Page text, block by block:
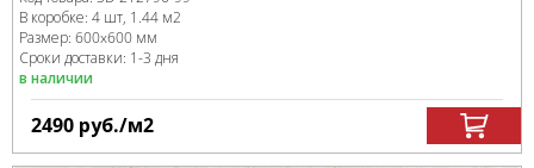
В коробке: 4 шт, 1.44 м2
Размер: 600x600 мм
Сроки доставки: 1-3 дня
в наличии
2490 руб./м2